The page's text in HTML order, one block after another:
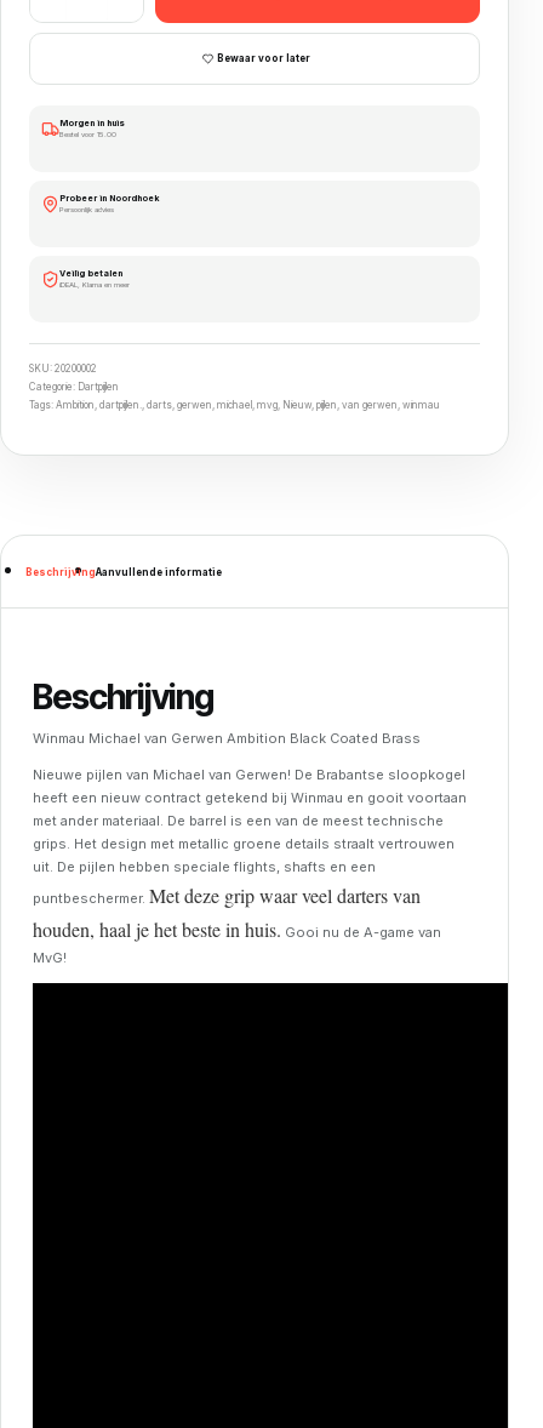
Bewaar voor later
Morgen in huis
Bestel voor 15.00
Probeer in Noordhoek
Persoonlijk advies
Veilig betalen
iDEAL, Klarna en meer
SKU: 20200002
Categorie: Dartpijlen
Tags: Ambition , dartpijlen., darts, gerwen , michael , mvg, Nieuw, pijlen , van gerwen , winmau
BeschrijvingAanvullende informatie
Beschrijving
Winmau Michael van Gerwen Ambition Black Coated Brass
Nieuwe pijlen van Michael van Gerwen! De Brabantse sloopkogel
heeft een nieuw contract getekend bij Winmau en gooit voortaan
met ander materiaal. De barrel is een van de meest technische
grips. Het design met metallic groene details straalt vertrouwen
uit. De pijlen hebben speciale flights, shafts en een
puntbeschermer. Met deze grip waar veel darters van
houden, haal je het beste in huis. Gooi nu de A-game van
MvG!